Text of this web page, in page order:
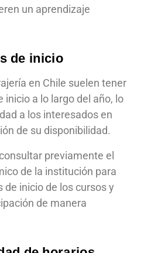
un aprendizaje
de inicio
en Chile suelen tener
inicio a lo largo del año, lo
a los interesados en
de su disponibilidad.
previamente el
de la institución para
de inicio de los cursos y
de manera